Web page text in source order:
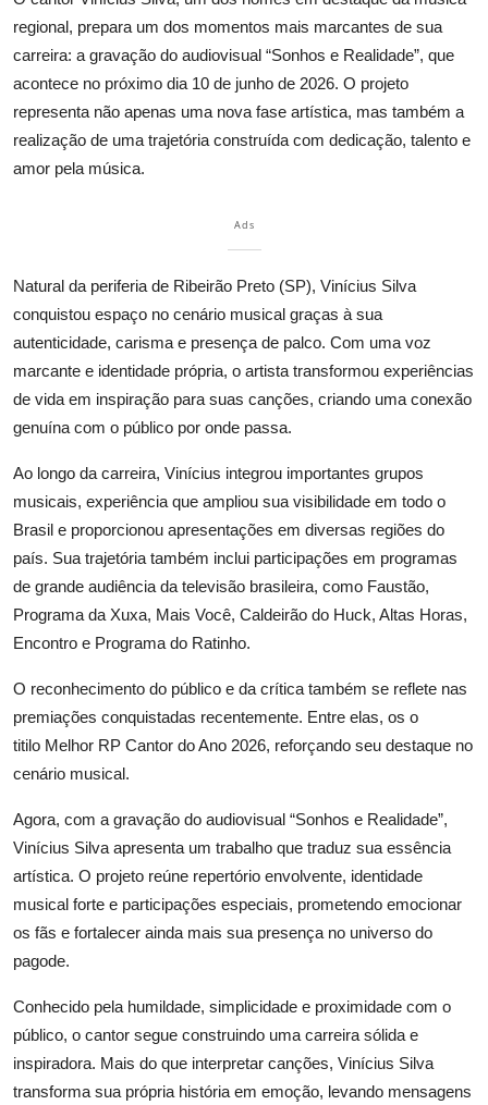
regional, prepara um dos momentos mais marcantes de sua
carreira: a gravação do audiovisual “Sonhos e Realidade”, que
acontece no próximo dia 10 de junho de 2026. O projeto
representa não apenas uma nova fase artística, mas também a
realização de uma trajetória construída com dedicação, talento e
amor pela música.
Ads
Natural da periferia de Ribeirão Preto (SP), Vinícius Silva
conquistou espaço no cenário musical graças à sua
autenticidade, carisma e presença de palco. Com uma voz
marcante e identidade própria, o artista transformou experiências
de vida em inspiração para suas canções, criando uma conexão
genuína com o público por onde passa.
Ao longo da carreira, Vinícius integrou importantes grupos
musicais, experiência que ampliou sua visibilidade em todo o
Brasil e proporcionou apresentações em diversas regiões do
país. Sua trajetória também inclui participações em programas
de grande audiência da televisão brasileira, como Faustão,
Programa da Xuxa, Mais Você, Caldeirão do Huck, Altas Horas,
Encontro e Programa do Ratinho.
O reconhecimento do público e da crítica também se reflete nas
premiações conquistadas recentemente. Entre elas, os o
titilo Melhor RP Cantor do Ano 2026, reforçando seu destaque no
cenário musical.
Agora, com a gravação do audiovisual “Sonhos e Realidade”,
Vinícius Silva apresenta um trabalho que traduz sua essência
artística. O projeto reúne repertório envolvente, identidade
musical forte e participações especiais, prometendo emocionar
os fãs e fortalecer ainda mais sua presença no universo do
pagode.
Conhecido pela humildade, simplicidade e proximidade com o
público, o cantor segue construindo uma carreira sólida e
inspiradora. Mais do que interpretar canções, Vinícius Silva
transforma sua própria história em emoção, levando mensagens